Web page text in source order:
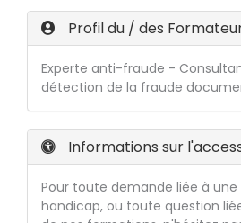
Profil du / des
Experte anti-fraude -
détection de la fraude
Informations sur
Pour toute demande liée à
handicap, ou toute question